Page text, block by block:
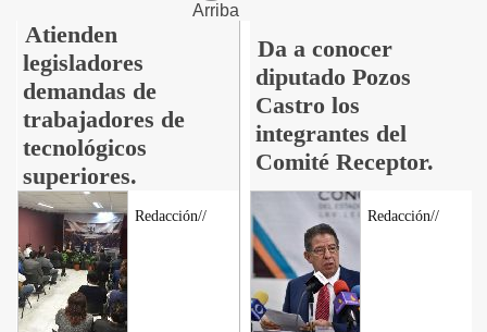
Arriba
Atienden
legisladores
demandas de
trabajadores de
tecnológicos
superiores.
Da a conocer
diputado Pozos
Castro los
integrantes del
Comité Receptor.
Redacción// Redacción//